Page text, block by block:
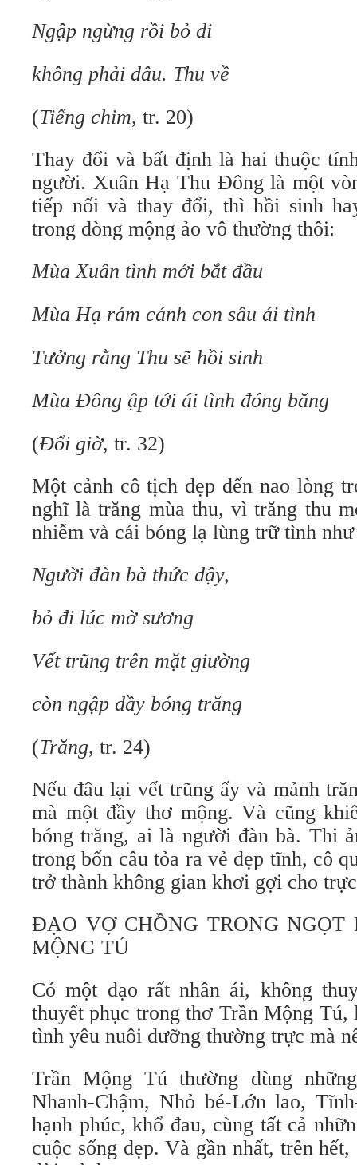
Ngập ngừng rồi bỏ đi
không phải đâu. Thu về
(Tiếng chim, tr. 20)
Thay đổi và bất định là hai thuộc
người. Xuân Hạ Thu Đông là một
tiếp nối và thay đổi, thì hồi sinh
trong dòng mộng ảo vô thường thôi:
Mùa Xuân tình mới bắt đầu
Mùa Hạ rám cánh con sâu ái tình
Tưởng rằng Thu sẽ hồi sinh
Mùa Đông ập tới ái tình đóng băng
(Đổi giờ, tr. 32)
Một cảnh cô tịch đẹp đến nao lòng
nghĩ là trăng mùa thu, vì trăng thu
nhiễm và cái bóng lạ lùng trữ tình
Người đàn bà thức dậy,
bỏ đi lúc mờ sương
Vết trũng trên mặt giường
còn ngập đầy bóng trăng
(Trăng, tr. 24)
Nếu đâu lại vết trũng ấy và mảnh
mà một đầy thơ mộng. Và cũng
bóng trăng, ai là người đàn bà. Thi
trong bốn câu tỏa ra vẻ đẹp tĩnh, cô
trở thành không gian khơi gợi cho
ĐẠO VỢ CHỒNG TRONG
MỘNG TÚ
Có một đạo rất nhân ái, không
thuyết phục trong thơ Trần Mộng
tình yêu nuôi dưỡng thường trực mà
Trần Mộng Tú thường dùng
Nhanh-Chậm, Nhỏ bé-Lớn lao,
hạnh phúc, khổ đau, cùng tất cả
cuộc sống đẹp. Và gần nhất, trên